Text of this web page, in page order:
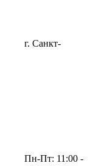
г. Санкт-
Пн-Пт: 11:00 -